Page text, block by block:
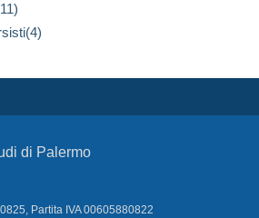
di Palermo
Partita IVA 00605880822